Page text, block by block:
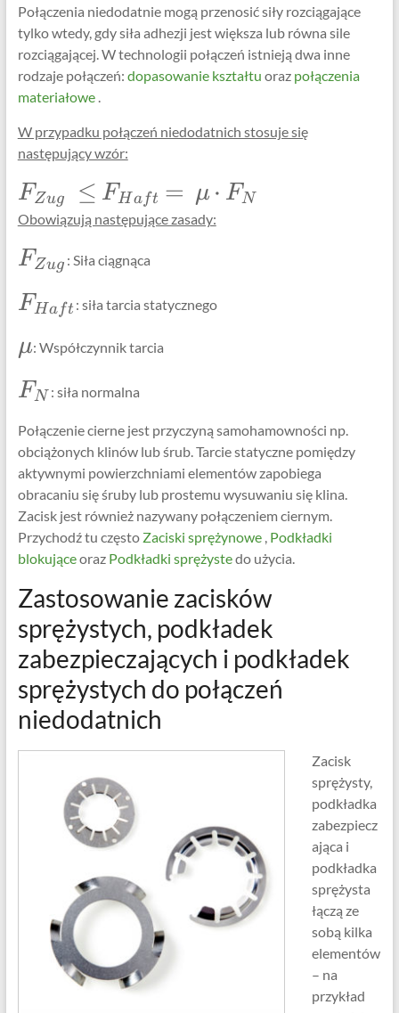
Połączenia niedodatnie mogą przenosić siły rozciągające
tylko wtedy, gdy siła adhezji jest większa lub równa sile
rozciągającej. W technologii połączeń istnieją dwa inne
rodzaje połączeń: dopasowanie kształtu orazpołączenia
materiałowe.
W przypadku połączeń niedodatnich stosuje się
następujący wzór:
\Large
F_{Zug}\
\le
F_{Haft}=
\
\mu\cdot
F_N
FZug ≤ FHaft = μ ⋅ FN
Obowiązują następujące zasady:
\Large
F_{{Zug}}
FZug : Siła ciągnąca
\Large
F_{{Haft}}
FHaft : siła tarcia statycznego
\Large
\mu
μ: Współczynnik tarcia
\Large
F_{{N}}
FN : siła normalna
Połączenie cierne jest przyczyną samohamowności np.
obciążonych klinów lub śrub. Tarcie statyczne pomiędzy
aktywnymi powierzchniami elementów zapobiega
obracaniu się śruby lub prostemu wysuwaniu się klina.
Zacisk jest również nazywany połączeniem ciernym.
Przychodź tu częstoZaciski sprężynowe,Podkładki
blokująceorazPodkładki sprężystedo użycia.
Zastosowanie zacisków
sprężystych, podkładek
zabezpieczających i podkładek
sprężystych do połączeń
niedodatnich
Zacisk
sprężysty,
podkładka
zabezpiecz
ająca i
podkładka
sprężysta
łączą ze
sobą kilka
elementów
– na
przykład